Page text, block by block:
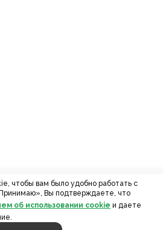
чтобы вам было удобно работать с
Вы подтверждаете, что
об использовании cookie и даете